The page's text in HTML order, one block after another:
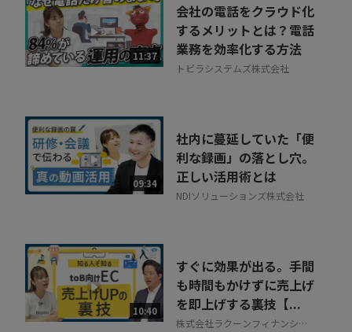
11:37
会社の電話をクラウド化
するメリットとは？電話
業務を効率化する方法
トビラシステムズ株式会社
09:34
社内に蔓延していた「便
利な録画」の落とし穴。
正しい活用術とは
NDIソリューションズ株式会社
10:40
すぐに効果が出る。手間
も時間もかけずに売上げ
を即上げする裏技【...
株式会社ラクーンフィナンシャ